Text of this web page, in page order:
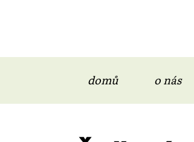
domů o nás